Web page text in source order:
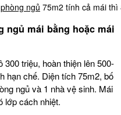
ngủ 75m2 tính cả mái
ngủ mái bằng hoặc mái
300 triệu, hoàn thiện lên 500-
hạn chế. Diện tích 75m2, bố
ngủ và 1 nhà vệ sinh. Mái
lớp cách nhiệt.